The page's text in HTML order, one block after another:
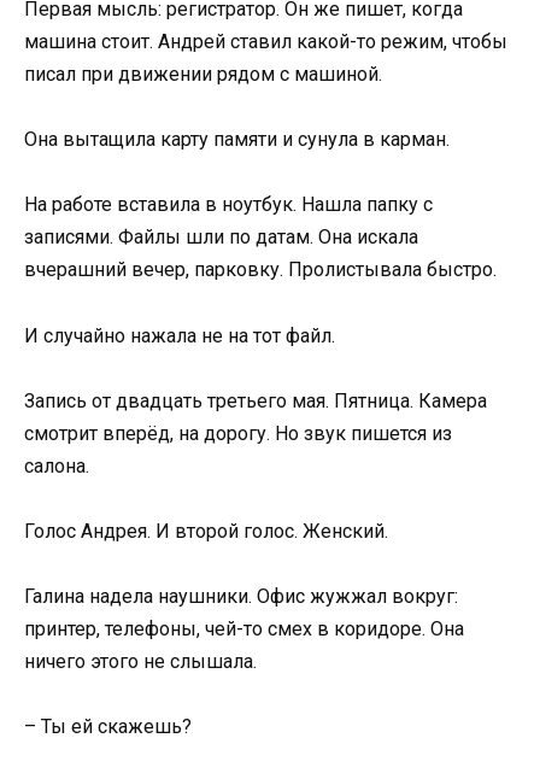
Первая мысль: регистратор. Он же пишет, когда
машина стоит. Андрей ставил какой-то режим, чтобы
писал при движении рядом с машиной.
Она вытащила карту памяти и сунула в карман.
На работе вставила в ноутбук. Нашла папку с
записями. Файлы шли по датам. Она искала
вчерашний вечер, парковку. Пролистывала быстро.
И случайно нажала не на тот файл.
Запись от двадцать третьего мая. Пятница. Камера
смотрит вперёд, на дорогу. Но звук пишется из
салона.
Голос Андрея. И второй голос. Женский.
Галина надела наушники. Офис жужжал вокруг:
принтер, телефоны, чей-то смех в коридоре. Она
ничего этого не слышала.
– Ты ей скажешь?